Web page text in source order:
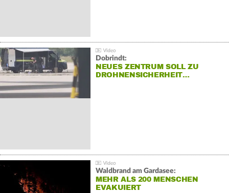
Dobrindt:
NEUES ZENTRUM SOLL ZU
DROHNENSICHERHEIT…
Waldbrand am Gardasee:
MEHR ALS 200 MENSCHEN
EVAKUIERT